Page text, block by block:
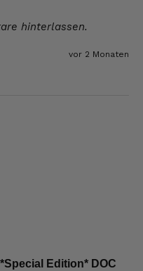
hinterlassen.
vor 2 Monaten
Edition* DOC